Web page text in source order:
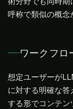
呼称で類似の概念
ワークフロ
想定ユーザーが
に対する明確な
する形でコンテ